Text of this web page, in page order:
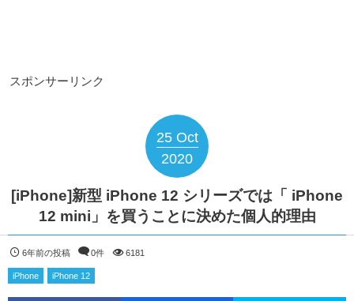
スポンサーリンク
25 Oct
2020
[iPhone]新型 iPhone 12 シリーズでは「 iPhone
12 mini」を買うことに決めた個人的理由
6年前の投稿 0件 6181
iPhone iPhone 12